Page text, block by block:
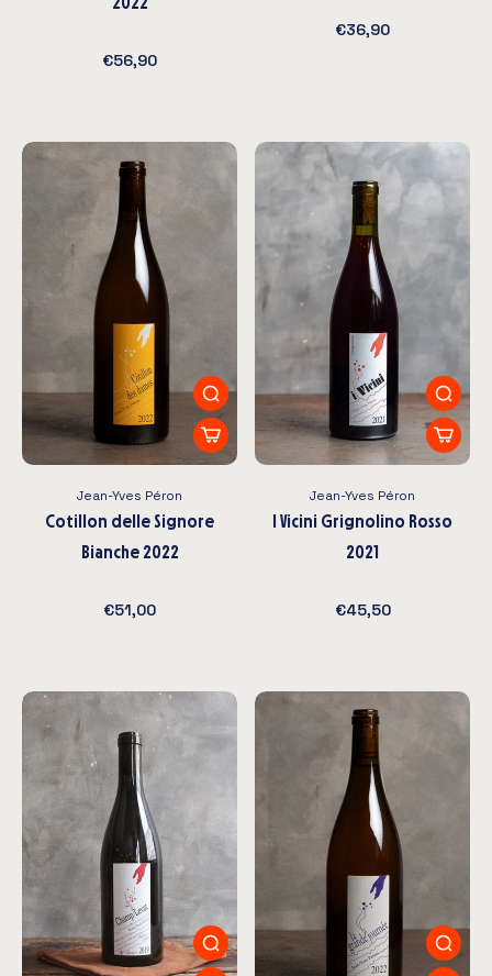
€56,90
€36,90
Jean-Yves Péron
Cotillon delle Signore
Bianche 2022
€51,00
Jean-Yves Péron
I Vicini Grignolino Rosso
2021
€45,50